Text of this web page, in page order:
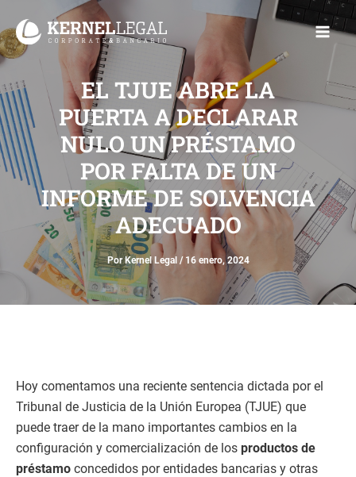
al
contenido
Main
EL TJUE ABRE LA
PUERTA A DECLARAR
NULO UN PRÉSTAMO
POR FALTA DE UN
INFORME DE SOLVENCIA
ADECUADO
PorKernel Legal / 16 enero, 2024
Hoy comentamos una reciente sentencia dictada por el
Tribunal de Justicia de la Unión Europea (TJUE) que
puede traer de la mano importantes cambios en la
configuración y comercialización de los productos de
préstamo concedidos por entidades bancarias y otras